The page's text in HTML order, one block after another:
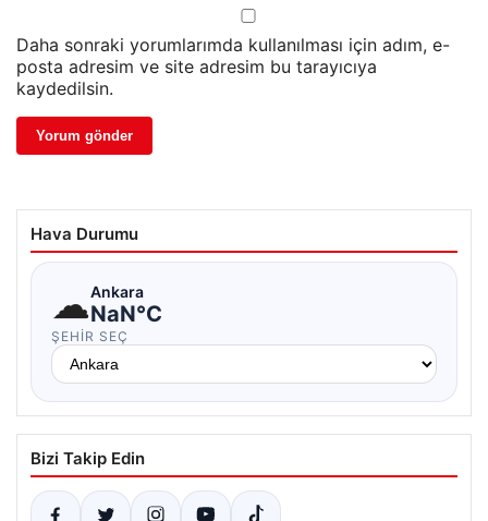
Daha sonraki yorumlarımda kullanılması için adım, e-
posta adresim ve site adresim bu tarayıcıya
kaydedilsin.
Hava Durumu
☁Ankara
NaN°C
ŞEHIR SEÇ
Bizi Takip Edin